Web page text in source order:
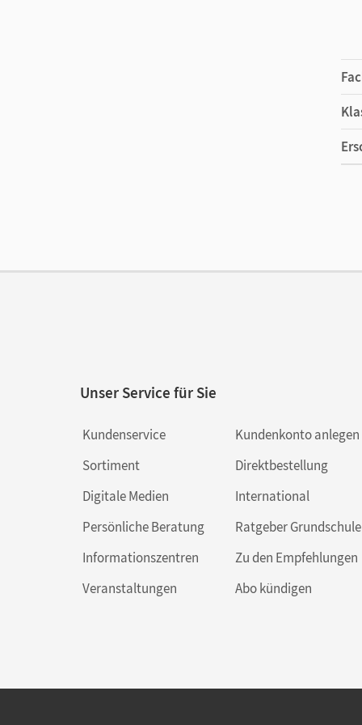
Unser Service für Sie
Kundenservice
Sortiment
Digitale Medien
Persönliche Beratung
Informationszentren
Veranstaltungen
Kundenkonto anlegen
Direktbestellung
International
Ratgeber Grundschule
Zu den Empfehlungen
Abo kündigen